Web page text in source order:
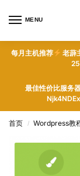
MENU
每月主机推荐
老薜
最佳性价比服务
首页 / Wordpress教